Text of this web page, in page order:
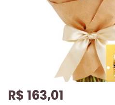
R$ 163,01